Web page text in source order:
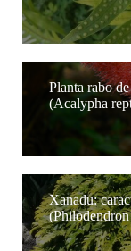
Planta rabo
(Acalypha
Xanadu: